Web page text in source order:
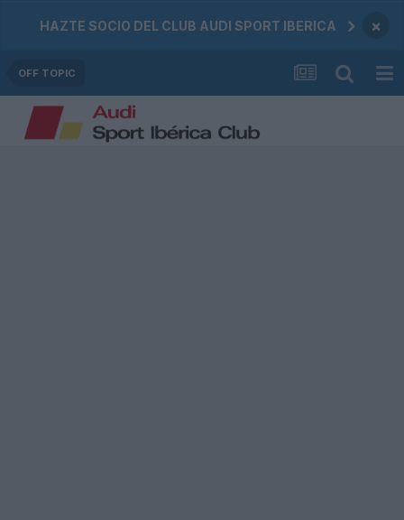
HAZTE SOCIO DEL CLUB AUDI SPORT IBERICA ×
OFF TOPIC